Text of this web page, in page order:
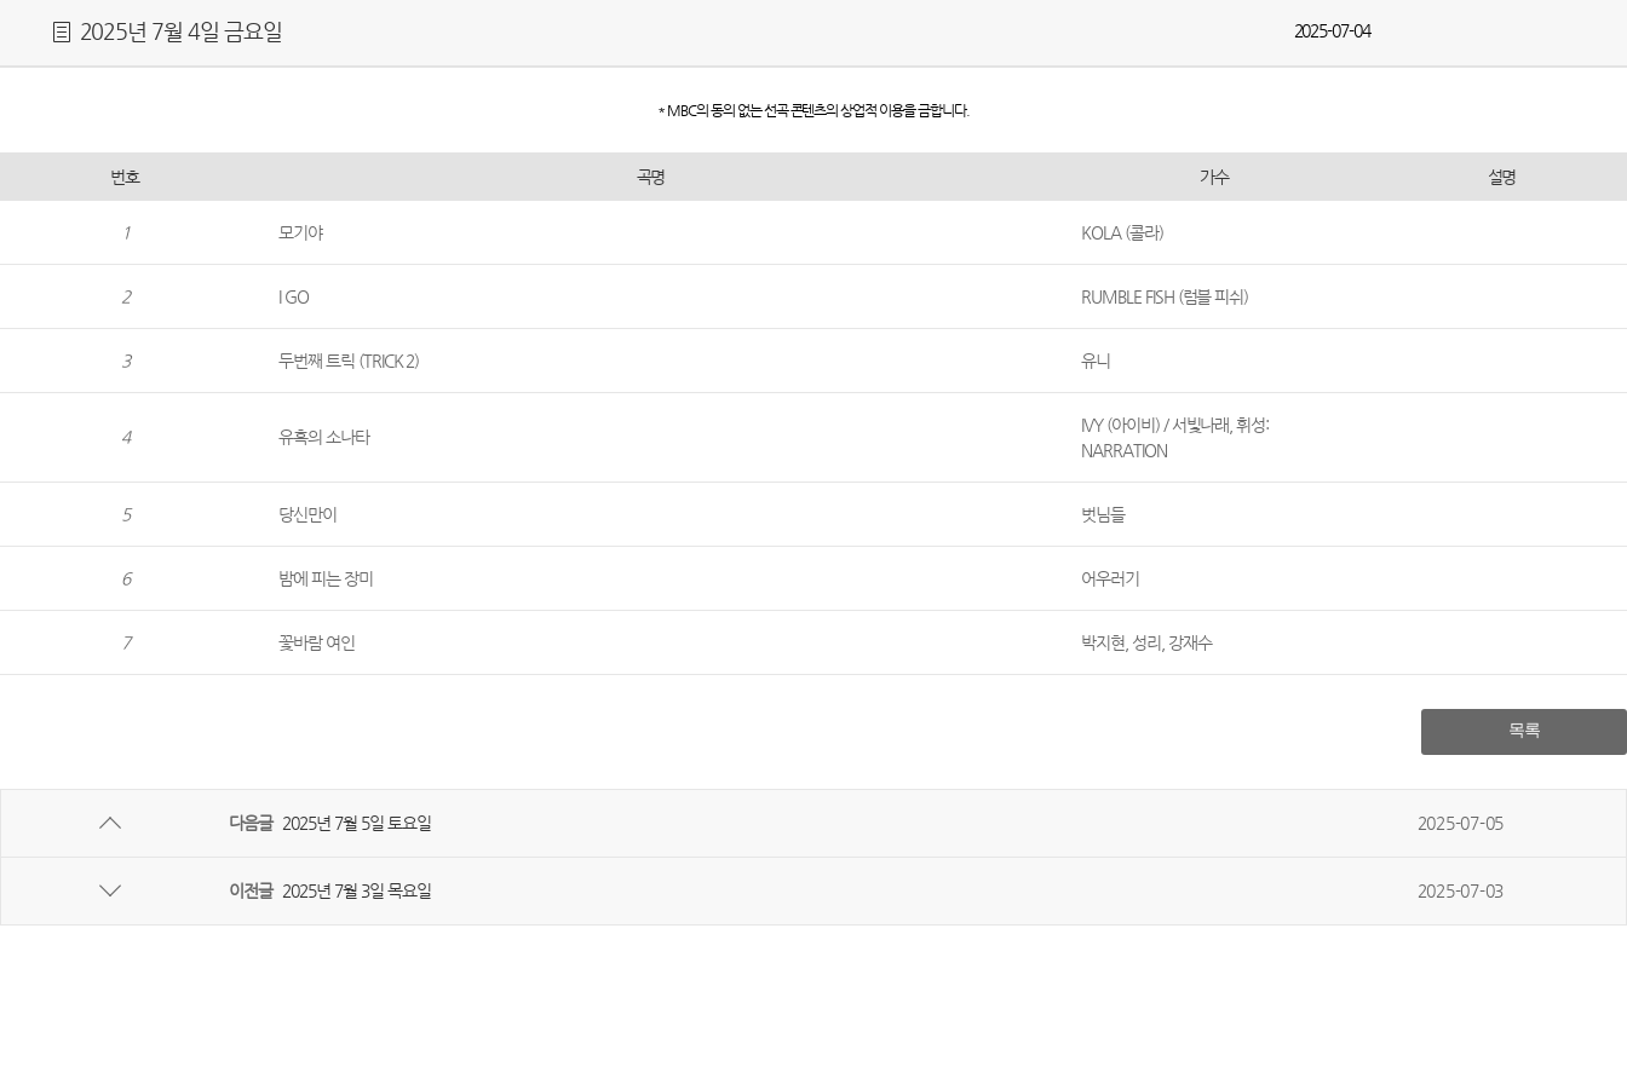
2025년 7월 4일 금요일 2025-07-04
* MBC의 동의 없는 선곡 콘텐츠의 상업적 이용을 금합니다.
번호 곡명 가수 설명
1 모기야 KOLA (콜라)
2 I GO RUMBLE FISH (럼블 피쉬)
3 두번째 트릭 (TRICK 2) 유니
4 유혹의 소나타
IVY (아이비) / 서빛나래, 휘성:
NARRATION
5 당신만이 벗님들
6 밤에 피는 장미 어우러기
7 꽃바람 여인 박지현, 성리, 강재수
목록
다음글 2025년 7월 5일 토요일 2025-07-05
이전글 2025년 7월 3일 목요일 2025-07-03